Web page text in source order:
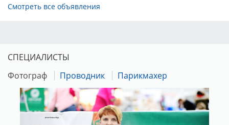
Смотреть все объявления
СПЕЦИАЛИСТЫ
Фотограф
Проводник Парикмахер